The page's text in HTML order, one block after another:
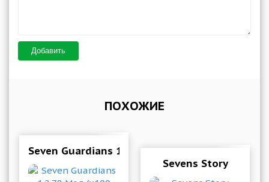
Добавить
ПОХОЖИЕ
Seven Guardians 1.2.78 Мод (x100 DMG/God
Sevens Story